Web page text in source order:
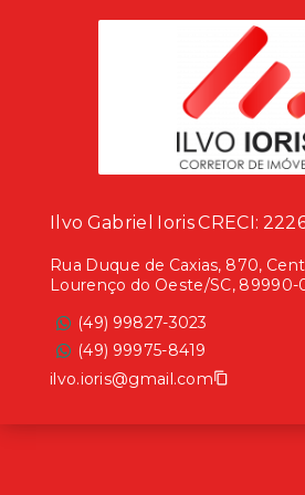
Ilvo Gabriel Ioris CRECI:
Rua Duque de Caxias, 870,
Lourenço do Oeste/SC,
(49) 99827-3023
(49) 99975-8419
ilvo.ioris@gmail.com